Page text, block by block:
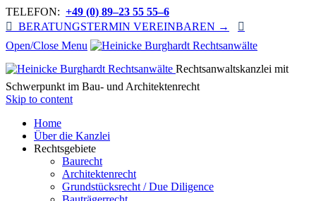
TELEFON: +49 (0) 89–23 55 55–6
 BERATUNGSTERMIN VEREINBAREN →

Open/Close Menu
Rechtsanwaltskanzlei mit
Schwerpunkt im Bau- und Architektenrecht
Skip to content
Home
Über die Kanzlei
Rechtsgebiete
Baurecht
Architektenrecht
Grundstücksrecht / Due Diligence